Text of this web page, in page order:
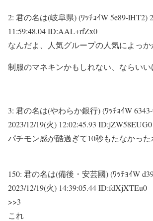
2: 君の名は(岐阜県) (ﾜｯﾁｮｲW 5e89-lHT2)
11:59:48.04 ID:AAL+rfZx0
なんだよ、人気グループの人気によっか
制服のマネキンかもしれない、ならいい
3: 君の名は(やわらか銀行) (ﾜｯﾁｮｲW
2023/12/19(火) 12:02:45.93 ID:jZW58EUG0
パチモン感が酷過ぎて10秒もたなかった
150: 君の名は(備後・安芸國) (ﾜｯﾁｮｲW
2023/12/19(火) 14:39:05.44 ID:fdXjXTEu0
>>3
これ